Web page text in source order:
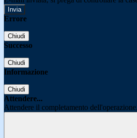
Errore
Chiudi
Successo
Chiudi
Informazione
Chiudi
Attendere...
Attendere il completamento